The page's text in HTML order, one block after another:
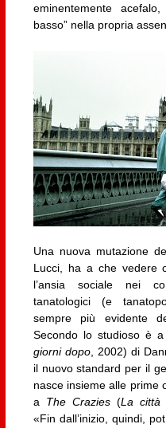
eminentemente
basso” nella propria
Una nuova mutazione
Lucci, ha a che vedere
l’ansia sociale nei
tanatologici (e
sempre più evidente
Secondo lo studioso è
giorni dopo, 2002) di
il nuovo standard per il
nasce insieme alle prime
a The Crazies (La città
«Fin dall’inizio, quindi,